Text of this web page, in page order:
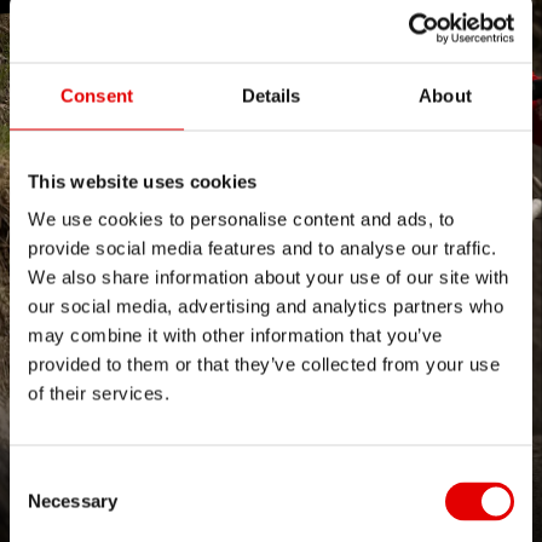
Consent Details About
This website uses cookies
We use cookies to personalise content and ads, to
provide social media features and to analyse our traffic.
We also share information about your use of our site with
our social media, advertising and analytics partners who
may combine it with other information that you’ve
provided to them or that they’ve collected from your use
of their services.
Necessary